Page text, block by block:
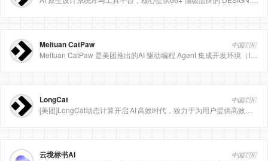
Meituan CatPaw 中国🇨🇳
LongCat 中国🇨🇳
云境标书AI 中国🇨🇳